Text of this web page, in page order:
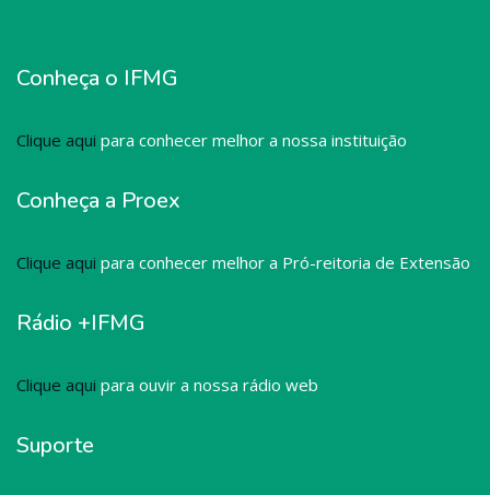
Conheça o IFMG
Clique aqui para conhecer melhor a nossa instituição
Conheça a Proex
Clique aqui para conhecer melhor a Pró-reitoria de Extensão
Rádio +IFMG
Clique aqui para ouvir a nossa rádio web
Suporte